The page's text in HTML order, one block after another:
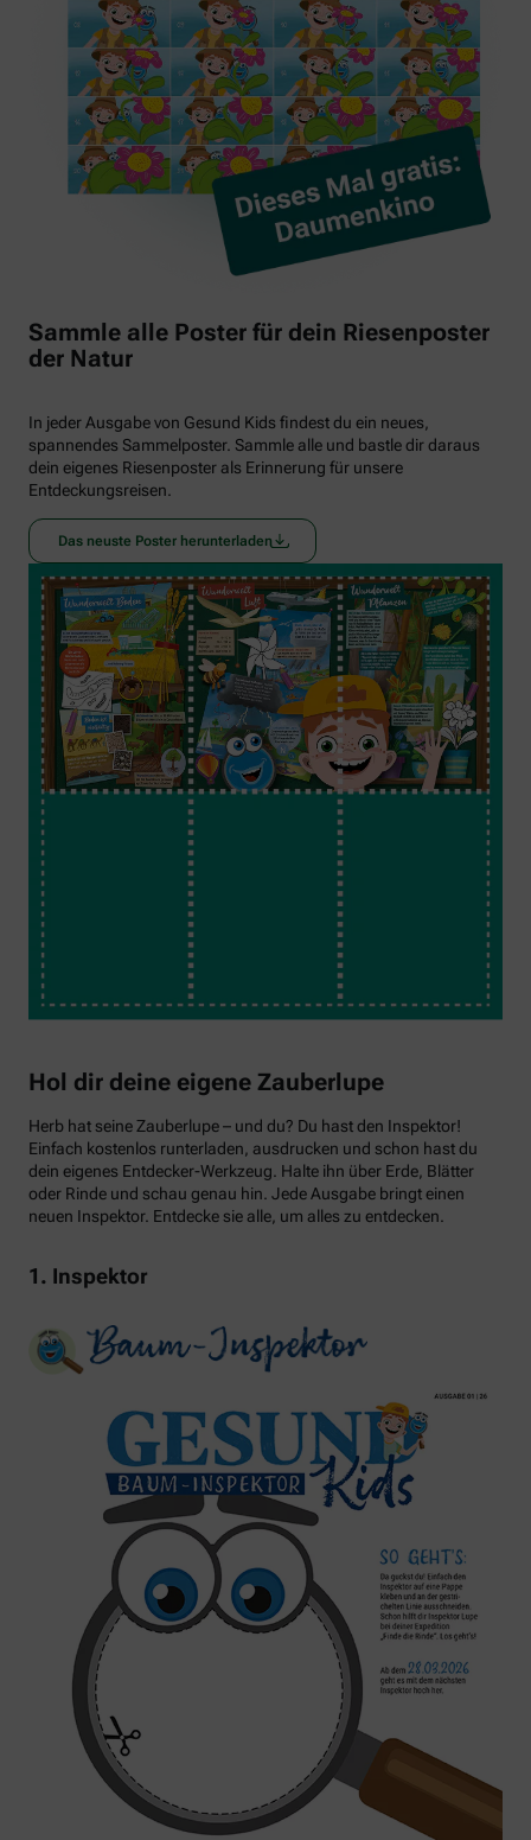
Sammle alle Poster für dein Riesenposter
der Natur
In jeder Ausgabe von Gesund Kids findest du ein neues,
spannendes Sammelposter. Sammle alle und bastle dir daraus
dein eigenes Riesenposter als Erinnerung für unsere
Entdeckungsreisen.
Das neuste Poster herunterladen
Hol dir deine eigene Zauberlupe
Herb hat seine Zauberlupe – und du? Du hast den Inspektor!
Einfach kostenlos runterladen, ausdrucken und schon hast du
dein eigenes Entdecker-Werkzeug. Halte ihn über Erde, Blätter
oder Rinde und schau genau hin. Jede Ausgabe bringt einen
neuen Inspektor. Entdecke sie alle, um alles zu entdecken.
1. Inspektor